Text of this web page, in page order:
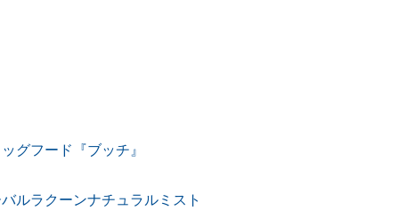
グフード『ブッチ』
ルラクーンナチュラルミスト